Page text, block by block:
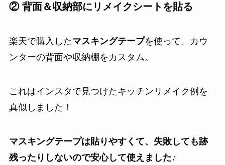
② 背面＆収納部にリメイクシートを貼る
楽天で購入したマスキングテープを使って、カウ
ンターの背面や収納棚をカスタム。
これはインスタで見つけたキッチンリメイク例を
真似しました！
マスキングテープは貼りやすくて、失敗しても跡
残ったりしないので安心して使えました♪